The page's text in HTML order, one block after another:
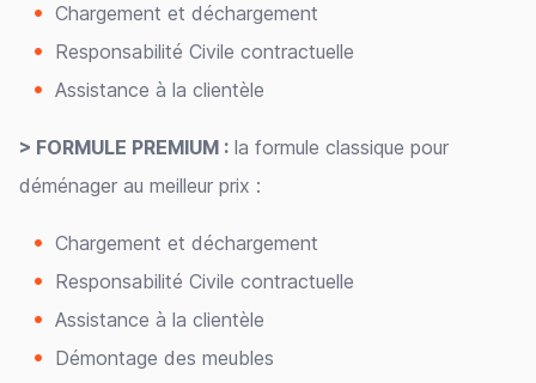
Chargement et déchargement
Responsabilité Civile contractuelle
Assistance à la clientèle
> FORMULE PREMIUM : la formule classique pour
déménager au meilleur prix :
Chargement et déchargement
Responsabilité Civile contractuelle
Assistance à la clientèle
Démontage des meubles